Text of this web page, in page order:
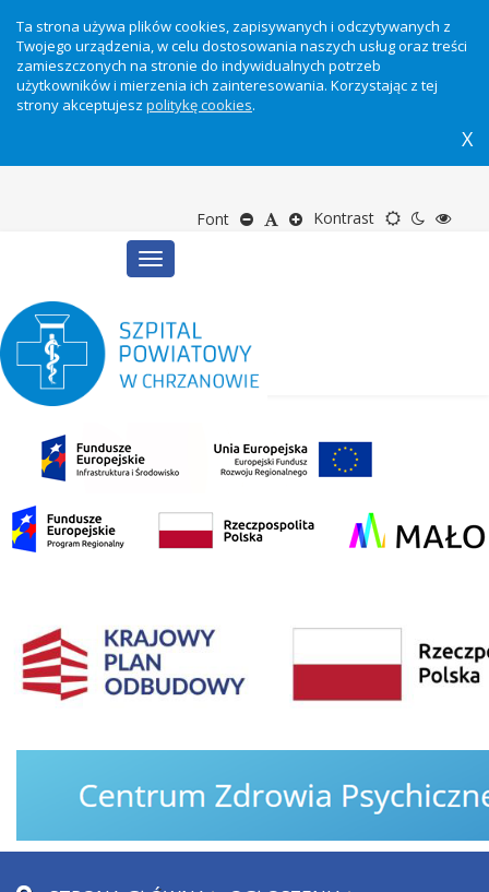
Ta strona używa plików cookies, zapisywanych i odczytywanych z
Twojego urządzenia, w celu dostosowania naszych usług oraz treści
zamieszczonych na stronie do indywidualnych potrzeb
użytkowników i mierzenia ich zainteresowania. Korzystając z tej
strony akceptujesz politykę cookies.
X
Kontrast Motyw
TrybTryb
Font ZmniejszDomyślny
Zwiększ
Toggle
navigation